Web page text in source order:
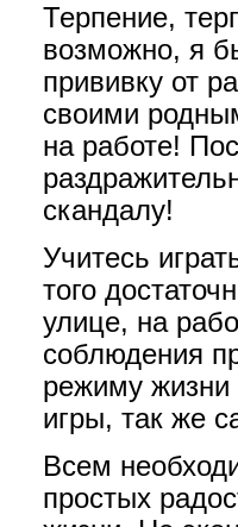
Терпение,
возможно, я
прививку от
своими
на работе!
скандалу!
Учитесь
того
улице, на
соблюдения
режиму жизни
игры, так же
Всем
простых